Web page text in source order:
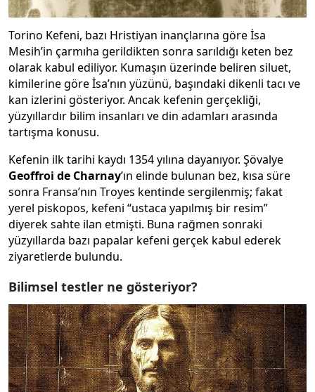
Torino Kefeni, bazı Hristiyan inançlarına göre İsa
Mesih’in çarmıha gerildikten sonra sarıldığı keten bez
olarak kabul ediliyor. Kumaşın üzerinde beliren siluet,
kimilerine göre İsa’nın yüzünü, başındaki dikenli tacı ve
kan izlerini gösteriyor. Ancak kefenin gerçekliği,
yüzyıllardır bilim insanları ve din adamları arasında
tartışma konusu.
Kefenin ilk tarihi kaydı 1354 yılına dayanıyor. Şövalye
Geoffroi de Charnay’ın elinde bulunan bez, kısa süre
sonra Fransa’nın Troyes kentinde sergilenmiş; fakat
yerel piskopos, kefeni “ustaca yapılmış bir resim”
diyerek sahte ilan etmişti. Buna rağmen sonraki
yüzyıllarda bazı papalar kefeni gerçek kabul ederek
ziyaretlerde bulundu.
Bilimsel testler ne gösteriyor?